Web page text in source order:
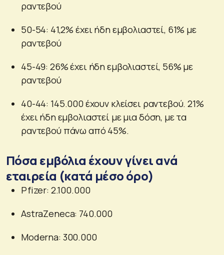
ραντεβού
50-54: 41,2% έχει ήδη εμβολιαστεί, 61% με
ραντεβού
45-49: 26% έχει ήδη εμβολιαστεί, 56% με
ραντεβού
40-44: 145.000 έχουν κλείσει ραντεβού. 21%
έχει ήδη εμβολιαστεί με μια δόση, με τα
ραντεβού πάνω από 45%.
Πόσα εμβόλια έχουν γίνει ανά
εταιρεία (κατά μέσο όρο)
Pfizer: 2.100.000
AstraZeneca: 740.000
Μoderna: 300.000